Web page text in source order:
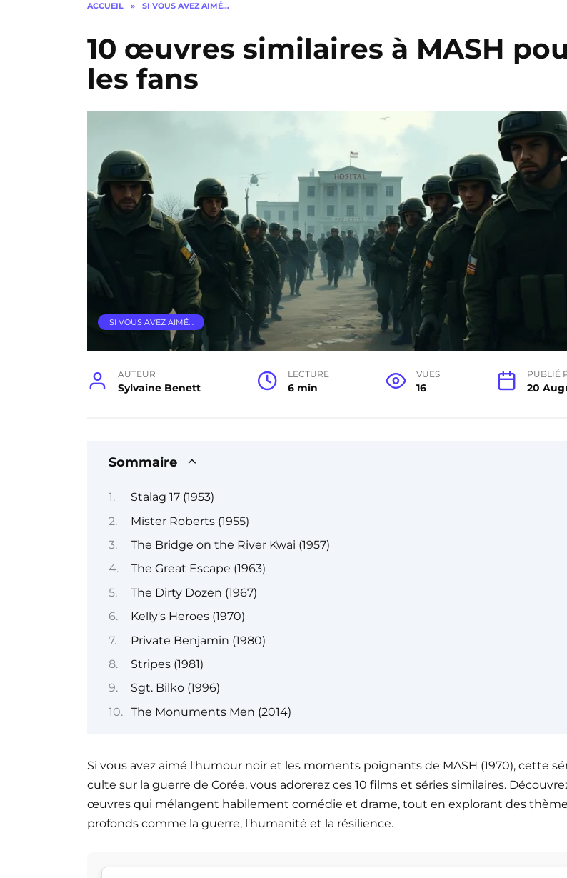
ACCUEIL » SI VOUS AVEZ AIMÉ…
10 œuvres similaires à MASH
les fans
SI VOUS AVEZ AIMÉ…
AUTEUR
Sylvaine Benett
LECTURE
6 min
VUES
16
PUBLIÉ
20
Sommaire
Stalag 17 (1953)
Mister Roberts (1955)
The Bridge on the River Kwai (1957)
The Great Escape (1963)
The Dirty Dozen (1967)
Kelly's Heroes (1970)
Private Benjamin (1980)
Stripes (1981)
Sgt. Bilko (1996)
The Monuments Men (2014)
Si vous avez aimé l'humour noir et les moments poignants de MASH (1970), cette
culte sur la guerre de Corée, vous adorerez ces 10 films et séries similaires.
œuvres qui mélangent habilement comédie et drame, tout en explorant des
profonds comme la guerre, l'humanité et la résilience.